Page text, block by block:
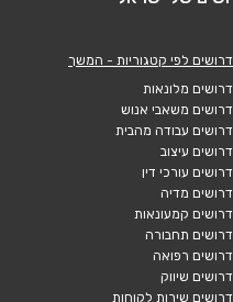
דרושים לפי קטגוריות - המשך
דרושים מלונאות
דרושים משאבי אנוש
דרושים עבודה מהבית
דרושים עיצוב
דרושים עורכי דין
דרושים מדיה
דרושים קמעונאות
דרושים תחבורה
דרושים רפואה
דרושים שיווק
דרושים שירות לקוחות